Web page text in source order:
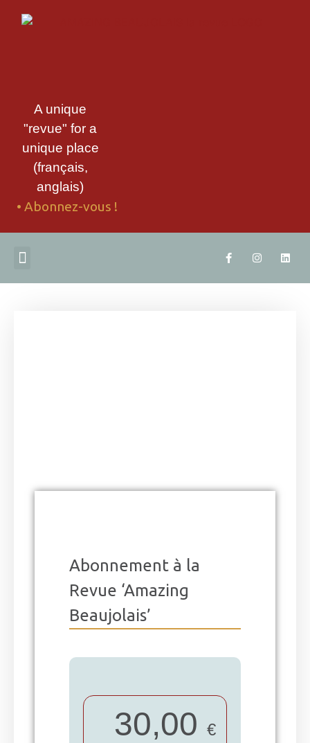
A unique
"revue" for a
unique place
(français,
anglais)
• Abonnez-vous !
Abonnement à la
Revue ‘Amazing
Beaujolais’
30,00 €